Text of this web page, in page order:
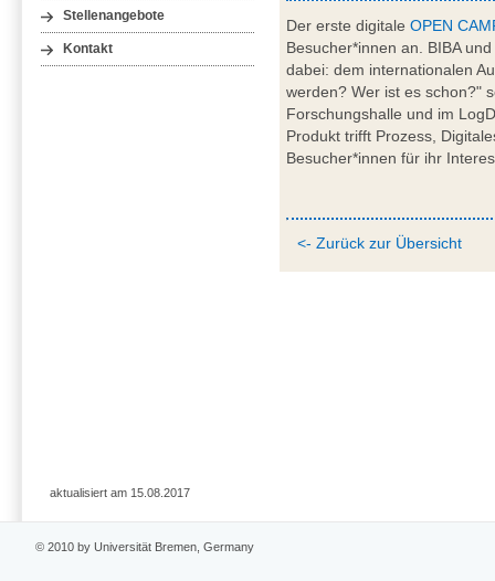
Stellenangebote
Kontakt
Der erste digitaleOPEN
Besucher*innen an. BIBA
dabei: dem internationalen
werden? Wer ist es schon?"
Forschungshalle und im
Produkt trifft Prozess,
Besucher*innen für ihr
<- Zurück zur Übersicht
aktualisiert am 15.08.2017
© 2010 by Universität Bremen, Germany